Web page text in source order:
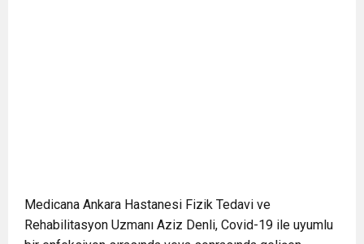
Medicana Ankara Hastanesi Fizik Tedavi ve
Rehabilitasyon Uzmanı Aziz Denli, Covid-19 ile uyumlu